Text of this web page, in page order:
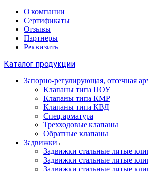
О компании
Сертификаты
Отзывы
Партнеры
Реквизиты
Каталог продукции
Запорно-регулирующая, отсечная
Клапаны типа ПОУ
Клапаны типа КМР
Клапаны типа КВД
Спец.арматура
Трехходовые клапаны
Обратные клапаны
Задвижки
Задвижки стальные литые
Задвижки стальные литые
Задвижки стальные литые